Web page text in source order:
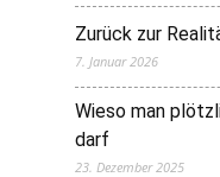
Zurück zur
7. Januar 2026
Wieso man
darf
23. Dezember 2025